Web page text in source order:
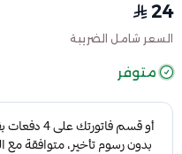
24
السعر شامل الضريبة
متوفر